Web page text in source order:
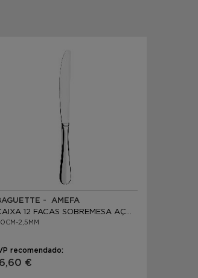
- AMEFA
2,5MM
recomendado:
€